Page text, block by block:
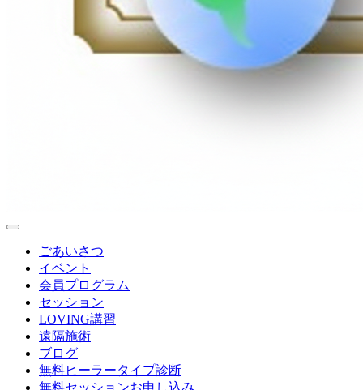
ごあいさつ
イベント
会員プログラム
セッション
LOVING講習
遠隔施術
ブログ
無料ヒーラータイプ診断
無料セッションお申し込み